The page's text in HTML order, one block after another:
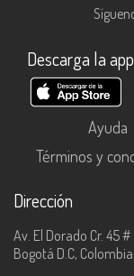
Descarga la app
Ayuda
Términos y
Dirección
Av. El Dorado Cr. 45
Bogotá D.C, Colombia